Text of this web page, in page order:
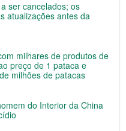
ser cancelados; os
atualizações antes da
milhares de produtos de
preço de 1 pataca e
milhões de patacas
do Interior da China